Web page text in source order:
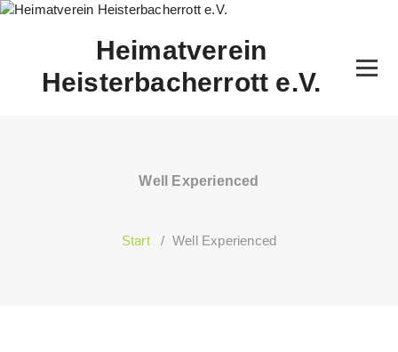
Zum
Heimatverein
Heisterbacherrott e.V.
Well Experienced
Start/ Well Experienced